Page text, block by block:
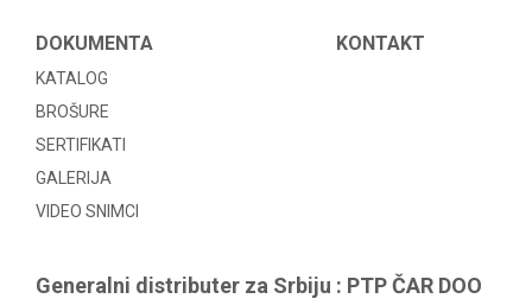
DOKUMENTA
KATALOG
BROŠURE
SERTIFIKATI
GALERIJA
VIDEO SNIMCI
KONTAKT
Generalni distributer za Srbiju : PTP ČAR DOO